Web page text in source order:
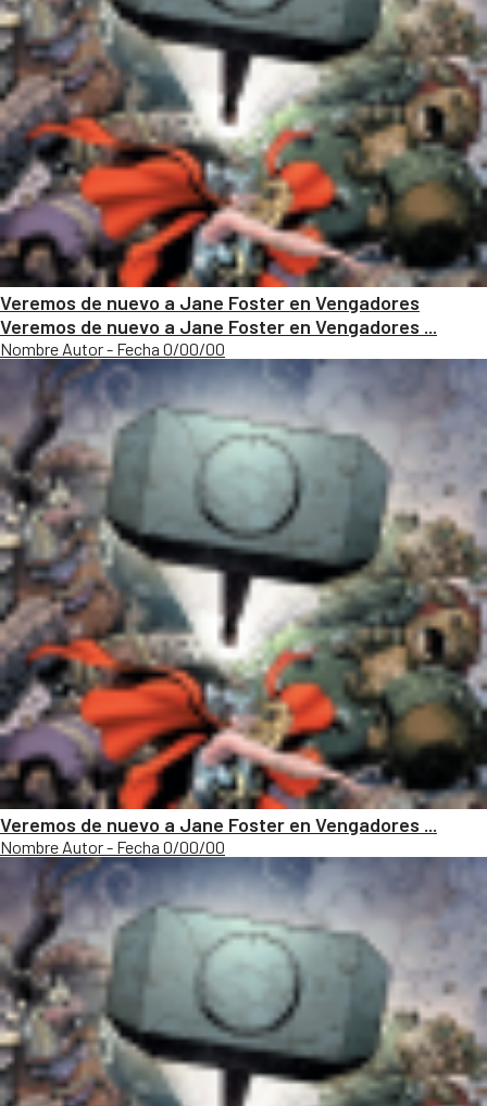
Veremos de nuevo a Jane Foster en Vengadores
Veremos de nuevo a Jane Foster en Vengadores ...
Nombre Autor - Fecha 0/00/00
Veremos de nuevo a Jane Foster en Vengadores ...
Nombre Autor - Fecha 0/00/00